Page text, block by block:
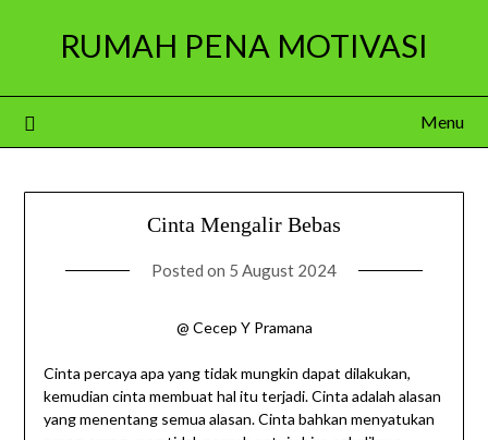
RUMAH PENA MOTIVASI
Menu
Cinta Mengalir Bebas
Posted on 5 August 2024
@ Cecep Y Pramana
Cinta percaya apa yang tidak mungkin dapat dilakukan,
kemudian cinta membuat hal itu terjadi. Cinta adalah alasan
yang menentang semua alasan. Cinta bahkan menyatukan